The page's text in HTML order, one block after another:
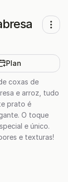
Plan
coxas de
e arroz, tudo
prato é
O toque
e único.
e texturas!